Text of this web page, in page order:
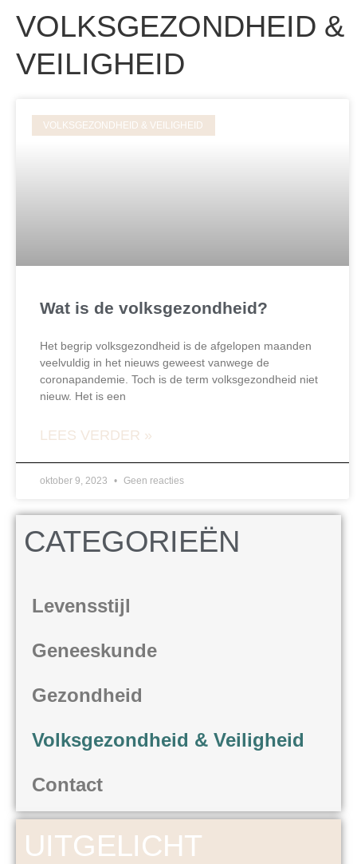
VOLKSGEZONDHEID &
VEILIGHEID
VOLKSGEZONDHEID & VEILIGHEID
Wat is de volksgezondheid?
Het begrip volksgezondheid is de afgelopen maanden
veelvuldig in het nieuws geweest vanwege de
coronapandemie. Toch is de term volksgezondheid niet
nieuw. Het is een
LEES VERDER »
oktober 9, 2023 Geen reacties
CATEGORIEËN
Levensstijl
Geneeskunde
Gezondheid
Volksgezondheid & Veiligheid
Contact
UITGELICHT